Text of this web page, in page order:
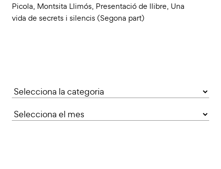
Picola, Montsita Llimós, Presentació de llibre, Una
vida de secrets i silencis (Segona part)
Categories